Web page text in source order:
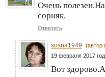
Очень
сорняк.
Ответить
sosna1949 (автор
19 февраля 2017
Вот